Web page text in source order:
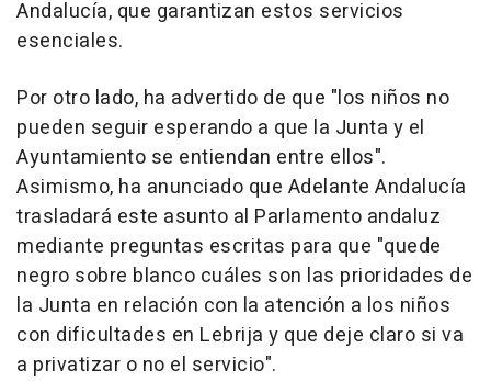
Andalucía, que garantizan estos servicios
esenciales.
Por otro lado, ha advertido de que "los niños no
pueden seguir esperando a que la Junta y el
Ayuntamiento se entiendan entre ellos".
Asimismo, ha anunciado que Adelante Andalucía
trasladará este asunto al Parlamento andaluz
mediante preguntas escritas para que "quede
negro sobre blanco cuáles son las prioridades de
la Junta en relación con la atención a los niños
con dificultades en Lebrija y que deje claro si va
a privatizar o no el servicio".